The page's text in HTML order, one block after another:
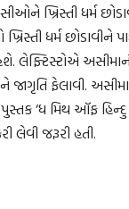
ખ્રિસ્તી ધર્મ
ધર્મ છોડાવીને
લેફ્ટિસ્ટોએ
ફેલાવી.
‘ધ મિથ ઑફ
લેવી જરૂરી હતી.